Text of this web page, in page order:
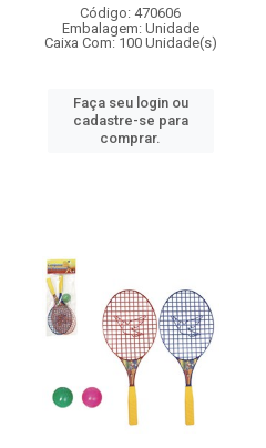
Código: 470606
Embalagem: Unidade
Caixa Com: 100 Unidade(s)
Faça seu login ou
cadastre-se para
comprar.